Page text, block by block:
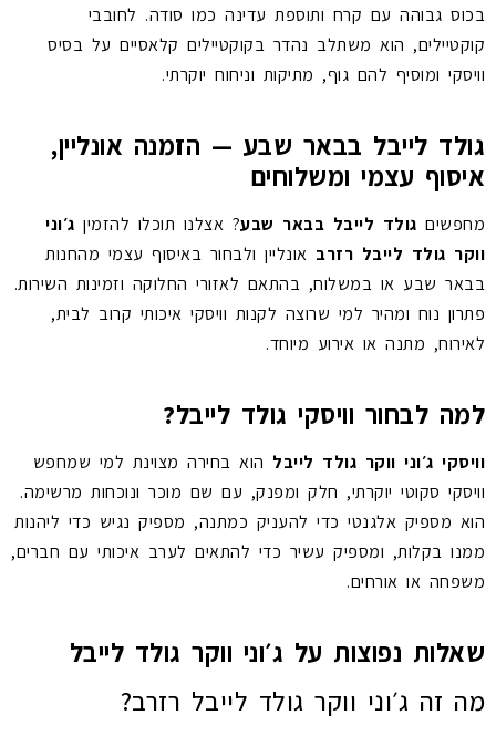
בכוס גבוהה עם קרח ותוספת עדינה כמו סודה. לחובבי
קוקטיילים, הוא משתלב נהדר בקוקטיילים קלאסיים על בסיס
וויסקי ומוסיף להם גוף, מתיקות וניחוח יוקרתי.
גולד לייבל בבאר שבע — הזמנה אונליין,
איסוף עצמי ומשלוחים
מחפשים גולד לייבל בבאר שבע? אצלנו תוכלו להזמין ג׳וני
ווקר גולד לייבל רזרב אונליין ולבחור באיסוף עצמי מהחנות
בבאר שבע או במשלוח, בהתאם לאזורי החלוקה וזמינות השירות.
פתרון נוח ומהיר למי שרוצה לקנות וויסקי איכותי קרוב לבית,
לאירוח, מתנה או אירוע מיוחד.
למה לבחור וויסקי גולד לייבל?
וויסקי ג׳וני ווקר גולד לייבל הוא בחירה מצוינת למי שמחפש
וויסקי סקוטי יוקרתי, חלק ומפנק, עם שם מוכר ונוכחות מרשימה.
הוא מספיק אלגנטי כדי להעניק כמתנה, מספיק נגיש כדי ליהנות
ממנו בקלות, ומספיק עשיר כדי להתאים לערב איכותי עם חברים,
משפחה או אורחים.
שאלות נפוצות על ג׳וני ווקר גולד לייבל
מה זה ג׳וני ווקר גולד לייבל רזרב?